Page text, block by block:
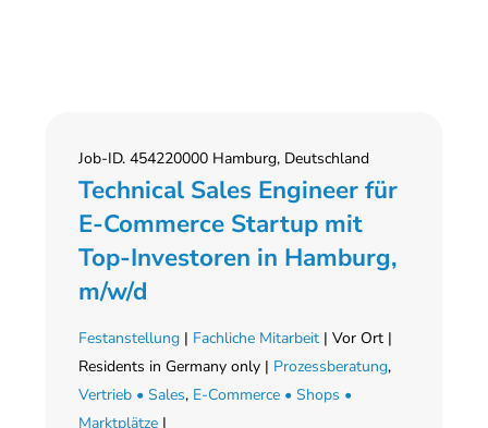
Job-ID. 454220000 Hamburg, Deutschland
Technical Sales Engineer für
E-Commerce Startup mit
Top-Investoren in Hamburg,
m/w/d
Festanstellung | Fachliche Mitarbeit | Vor Ort |
Residents in Germany only | Prozessberatung,
Vertrieb • Sales, E-Commerce • Shops •
Marktplätze |